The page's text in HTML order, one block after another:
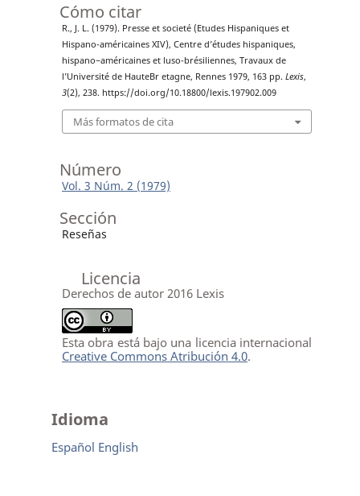
Cómo citar
R., J. L. (1979). Presse et societé (Etudes Hispaniques et
Hispano-américaines XIV), Centre d’études hispaniques,
hispano~américaines et luso-brésiliennes, Travaux de
l’Université de HauteBr etagne, Rennes 1979, 163 pp. Lexis,
3(2), 238. https://doi.org/10.18800/lexis.197902.009
Más formatos de cita
Número
Vol. 3 Núm. 2 (1979)
Sección
Reseñas
Licencia
Derechos de autor 2016 Lexis
Esta obra está bajo una licencia internacional
Creative Commons Atribución 4.0.
Idioma
Español English